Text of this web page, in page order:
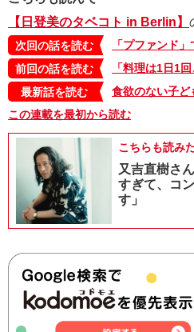
【日登美のタベコト in Berlin】
次回の話を読む
前回の話を読む
最新話を読む
この連載を最初から読む
こちらも読み
又吉直樹さ
すぎて、コ
す」